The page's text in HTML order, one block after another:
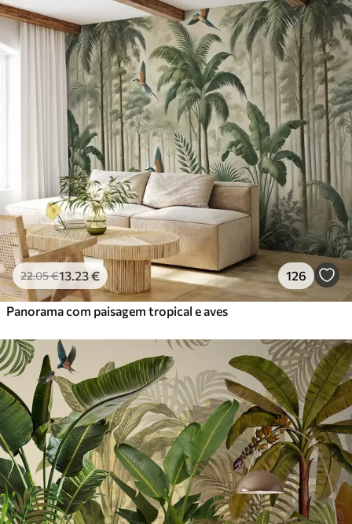
Standard
27.00€/m²
Premium
.00€/m²
Vinil Premium
.0039.00€/m²
Peel and Stick
81.6749.00€/m²
22.05€13 .23€ 126
Panorama com paisagem tropical e aves